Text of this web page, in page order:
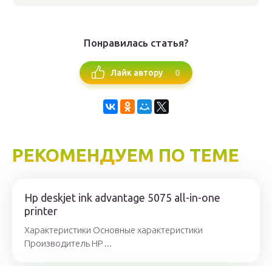
Понравилась статья?
Лайк автору 0
РЕКОМЕНДУЕМ ПО ТЕМЕ
Hp deskjet ink advantage 5075 all-in-one
printer
Характеристики Основные характеристики
Производитель HP ...